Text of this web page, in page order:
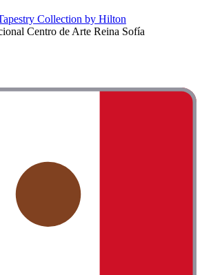
Collection by Hilton
Centro de Arte Reina Sofía